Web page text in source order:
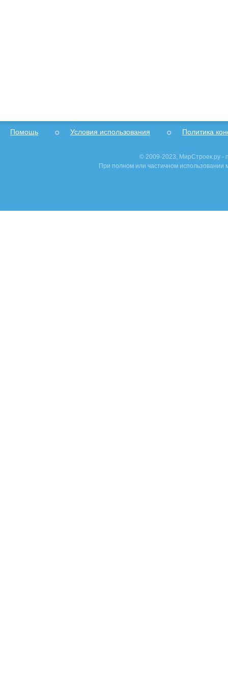
Помощь Условия использования Политика
© 2009-2023, МирСтроек.ру -
При полном или частичном использовании